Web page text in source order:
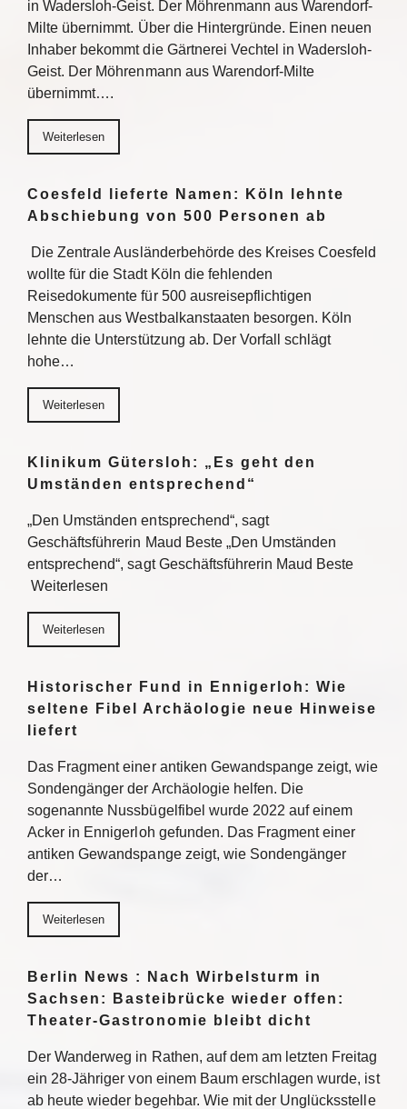
in Wadersloh-Geist. Der Möhrenmann aus Warendorf-
Milte übernimmt. Über die Hintergründe. Einen neuen
Inhaber bekommt die Gärtnerei Vechtel in Wadersloh-
Geist. Der Möhrenmann aus Warendorf-Milte
übernimmt….
Weiterlesen
Coesfeld lieferte Namen: Köln lehnte
Abschiebung von 500 Personen ab
Die Zentrale Ausländerbehörde des Kreises Coesfeld
wollte für die Stadt Köln die fehlenden
Reisedokumente für 500 ausreisepflichtigen
Menschen aus Westbalkanstaaten besorgen. Köln
lehnte die Unterstützung ab. Der Vorfall schlägt
hohe…
Weiterlesen
Klinikum Gütersloh: „Es geht den
Umständen entsprechend“
„Den Umständen entsprechend“, sagt
Geschäftsführerin Maud Beste „Den Umständen
entsprechend“, sagt Geschäftsführerin Maud Beste
Weiterlesen
Weiterlesen
Historischer Fund in Ennigerloh: Wie
seltene Fibel Archäologie neue Hinweise
liefert
Das Fragment einer antiken Gewandspange zeigt, wie
Sondengänger der Archäologie helfen. Die
sogenannte Nussbügelfibel wurde 2022 auf einem
Acker in Ennigerloh gefunden. Das Fragment einer
antiken Gewandspange zeigt, wie Sondengänger
der…
Weiterlesen
Berlin News : Nach Wirbelsturm in
Sachsen: Basteibrücke wieder offen:
Theater-Gastronomie bleibt dicht
Der Wanderweg in Rathen, auf dem am letzten Freitag
ein 28-Jähriger von einem Baum erschlagen wurde, ist
ab heute wieder begehbar. Wie mit der Unglücksstelle